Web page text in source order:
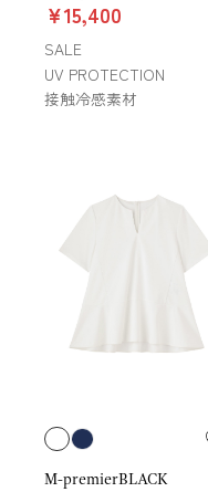
￥15,400
SALE
UV PROTECTION
接触冷感素材
M-premierBLACK